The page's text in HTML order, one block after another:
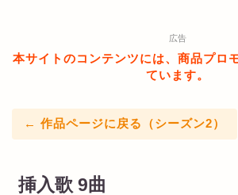
広告
本サイトのコンテンツには、商品プロ
ています。
← 作品ページに戻る（シーズン2）
挿入歌 9曲